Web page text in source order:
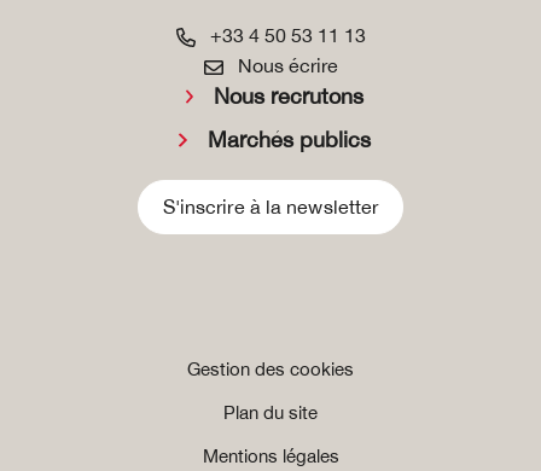
+33 4 50 53 11 13
Nous écrire
Nous recrutons
Marchés publics
S'inscrire à la newsletter
Gestion des cookies
Plan du site
Mentions légales